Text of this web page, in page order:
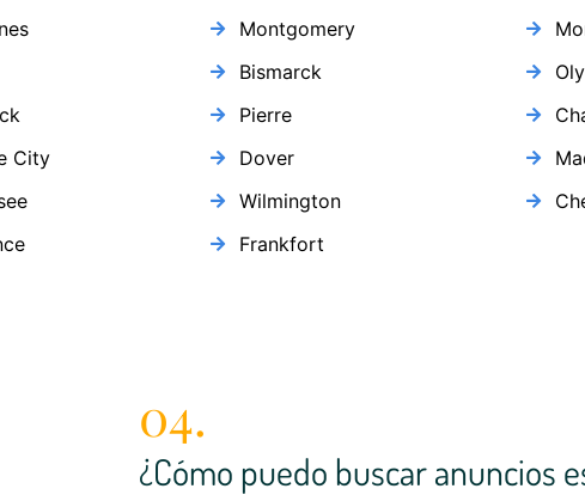
City
Montgomery
Bismarck
Pierre
Dover
Wilmington
Frankfort
04.
¿Cómo puedo buscar anuncios